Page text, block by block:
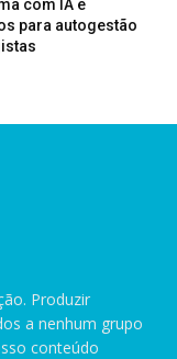
com IA e
para autogestão
Produzir
a nenhum grupo
conteúdo